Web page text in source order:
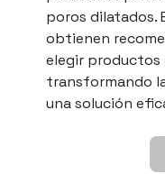
poros dilatados.
obtienen
elegir productos
transformando
una solución